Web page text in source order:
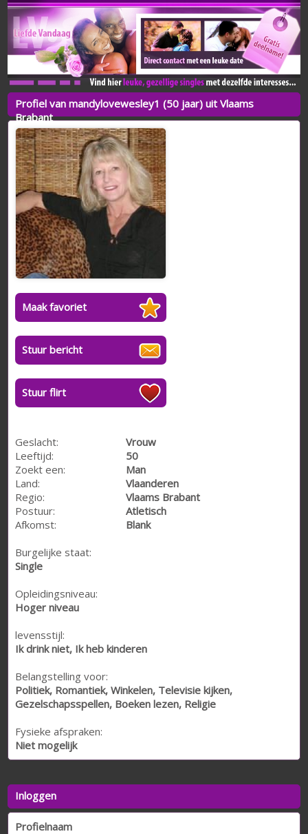
Profiel van mandylovewesley1 (50 jaar) uit Vlaams
Brabant
Maak favoriet
Stuur bericht
Stuur flirt
Geslacht:
Vrouw
Leeftijd:
50
Zoekt een:
Man
Land:
Vlaanderen
Regio:
Vlaams Brabant
Postuur:
Atletisch
Afkomst:
Blank
Burgelijke staat:
Single
Opleidingsniveau:
Hoger niveau
levensstijl:
Ik drink niet, Ik heb kinderen
Belangstelling voor:
Politiek, Romantiek, Winkelen, Televisie kijken,
Gezelschapsspellen, Boeken lezen, Religie
Fysieke afspraken:
Niet mogelijk
Inloggen
Profielnaam